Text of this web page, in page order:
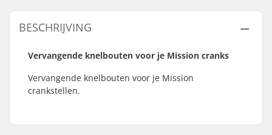
BESCHRIJVING
Vervangende knelbouten voor je Mission cranks
Vervangende knelbouten voor je Mission
crankstellen.